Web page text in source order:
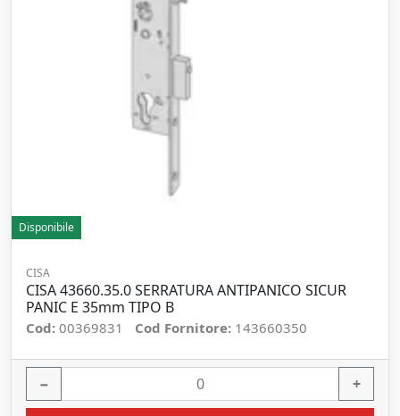
Disponibile
CISA
CISA 43660.35.0 SERRATURA ANTIPANICO SICUR
PANIC E 35mm TIPO B
Cod: 00369831 Cod Fornitore: 143660350
− +